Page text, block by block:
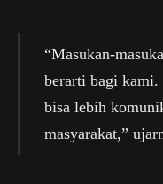
“Masukan-
berarti bagi kami.
bisa lebih
masyarakat,”